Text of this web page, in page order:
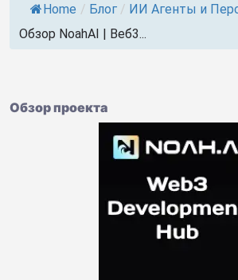
Home / Блог / ИИ Агенты и
Обзор NoahAI | Веб3...
Обзор проекта